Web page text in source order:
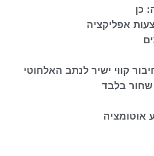
כן
אפליקציה
קווי ישיר לנתב האלחוטי
בלבד
אוטומציה